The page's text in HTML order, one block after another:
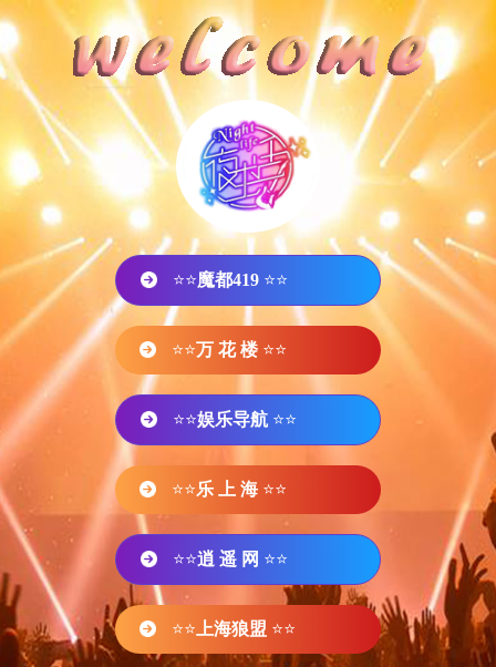
⭐⭐魔都419 ⭐⭐
⭐⭐万 花 楼 ⭐⭐
⭐⭐娱乐导航 ⭐⭐
⭐⭐乐 上 海 ⭐⭐
⭐⭐逍 遥 网 ⭐⭐
⭐⭐ 上海狼盟 ⭐⭐